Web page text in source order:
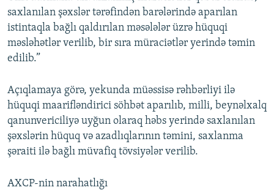
saxlanılan şəxslər tərəfindən barələrində aparılan
istintaqla bağlı qaldırılan məsələlər üzrə hüquqi
məsləhətlər verilib, bir sıra müraciətlər yerində təmin
edilib.”
Açıqlamaya görə, yekunda müəssisə rəhbərliyi ilə
hüquqi maarifləndirici söhbət aparılıb, milli, beynəlxalq
qanunvericiliyə uyğun olaraq həbs yerində saxlanılan
şəxslərin hüquq və azadlıqlarının təmini, saxlanma
şəraiti ilə bağlı müvafiq tövsiyələr verilib.
AXCP-nin narahatlığı